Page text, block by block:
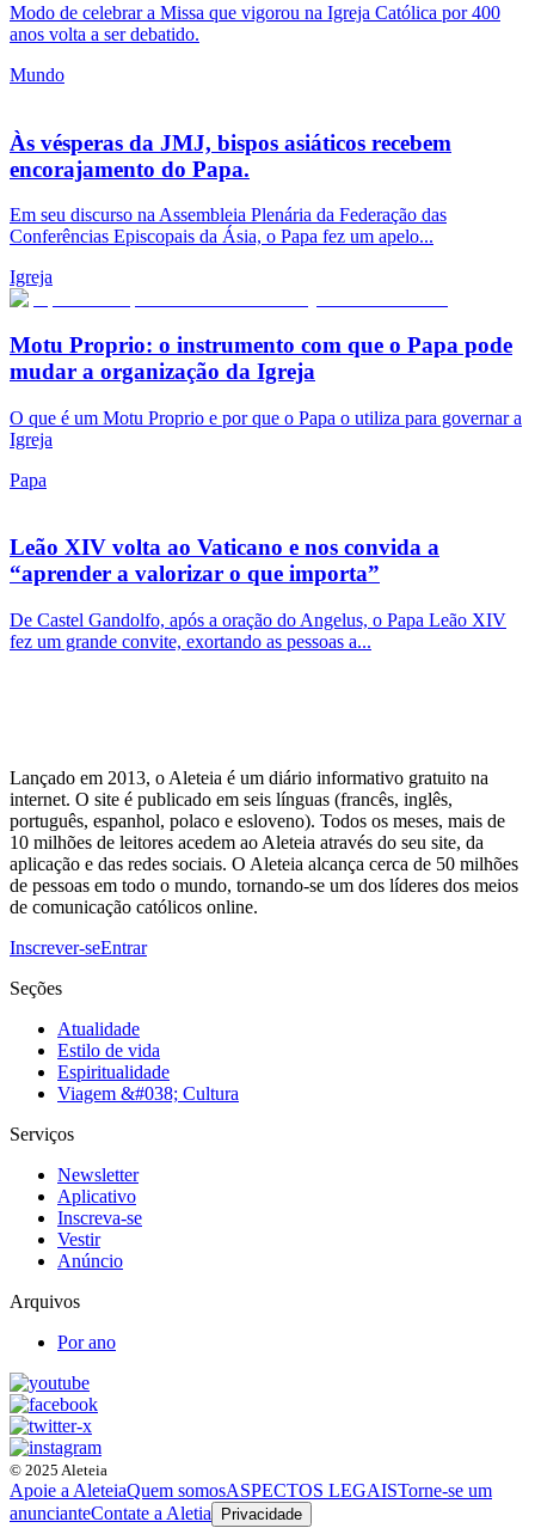
Modo de celebrar a Missa que vigorou na Igreja Católica por 400
anos volta a ser debatido.
Mundo
Às vésperas da JMJ, bispos asiáticos recebem
encorajamento do Papa.
Em seu discurso na Assembleia Plenária da Federação das
Conferências Episcopais da Ásia, o Papa fez um apelo...
Igreja
Motu Proprio: o instrumento com que o Papa pode
mudar a organização da Igreja
O que é um Motu Proprio e por que o Papa o utiliza para governar a
Igreja
Papa
Leão XIV volta ao Vaticano e nos convida a
“aprender a valorizar o que importa”
De Castel Gandolfo, após a oração do Angelus, o Papa Leão XIV
fez um grande convite, exortando as pessoas a...
Lançado em 2013, o Aleteia é um diário informativo gratuito na
internet. O site é publicado em seis línguas (francês, inglês,
português, espanhol, polaco e esloveno). Todos os meses, mais de
10 milhões de leitores acedem ao Aleteia através do seu site, da
aplicação e das redes sociais. O Aleteia alcança cerca de 50 milhões
de pessoas em todo o mundo, tornando-se um dos líderes dos meios
de comunicação católicos online.
Inscrever-seEntrar
Seções
Atualidade
Estilo de vida
Espiritualidade
Viagem &#038; Cultura
Serviços
Newsletter
Aplicativo
Inscreva-se
Vestir
Anúncio
Arquivos
Por ano
© 2025 Aleteia
Apoie a AleteiaQuem somosASPECTOS LEGAISTorne-se um
anuncianteContate a Aletia Privacidade